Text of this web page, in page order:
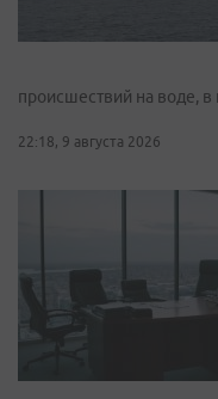
происшествий на воде,
22:18, 9 августа 2026